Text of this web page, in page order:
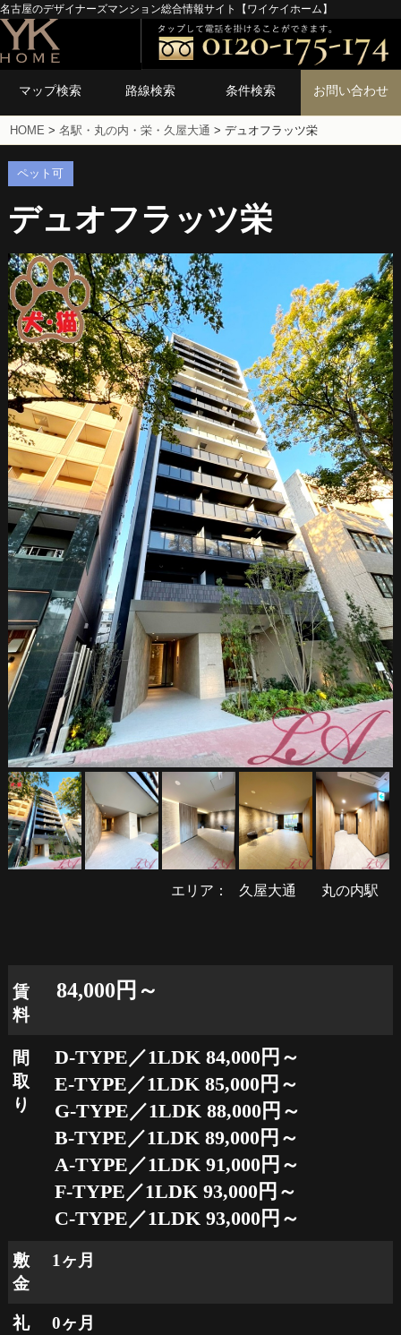
名古屋のデザイナーズマンション総合情報サイト【ワイケイホーム】
マップ検索 路線検索 条件検索 お問い合わせ
HOME >名駅・丸の内・栄・久屋大通 >デュオフラッツ栄
ペット可
デュオフラッツ栄
エリア： 久屋大通 丸の内駅
賃
料
84,000円～
間
取
り
D-TYPE／1LDK 84,000円～
E-TYPE／1LDK 85,000円～
G-TYPE／1LDK 88,000円～
B-TYPE／1LDK 89,000円～
A-TYPE／1LDK 91,000円～
F-TYPE／1LDK 93,000円～
C-TYPE／1LDK 93,000円～
敷
金
1ヶ月
礼
0ヶ月